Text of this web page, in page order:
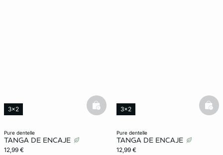
pure dentelle
TANGA DE ENCAJE
12,99 €
3x2
basketfull
pure dentelle
TANGA DE ENCAJE
12,99 €
3x2